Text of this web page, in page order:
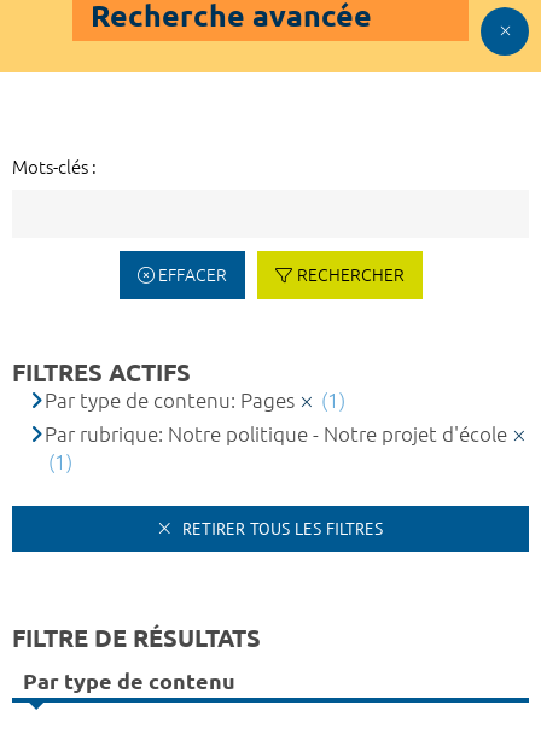
Recherche avancée
Mots-clés :
EFFACER RECHERCHER
FILTRES ACTIFS
Par type de contenu: Pages
(1)
Par rubrique: Notre politique - Notre projet d'école
(1)
RETIRER TOUS LES FILTRES
FILTRE DE RÉSULTATS
Par type de contenu